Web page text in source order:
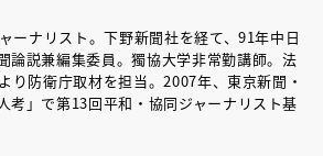
ーナリスト。下野新聞社を経て、91年中日
論説兼編集委員。獨協大学非常勤講師。法
り防衛庁取材を担当。2007年、東京新聞・
考」で第13回平和・協同ジャーナリスト基